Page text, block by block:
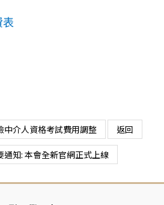
表
中介人資格考試費用調整 返回
通知: 本會全新官網正式上線